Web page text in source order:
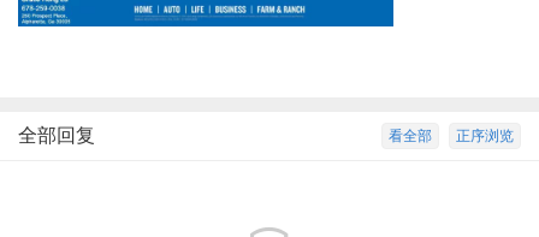
正序浏览
看全部
全部回复